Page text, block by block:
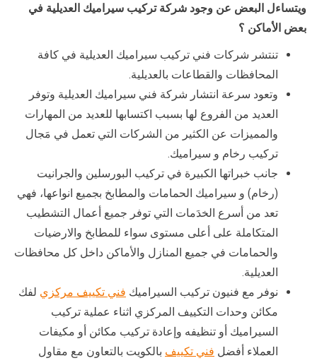
ويتساءل البعض عن وجود شركة تركيب سيراميك العديلية في
بعض الأماكن ؟
تنتشر شركات فني تركيب سيراميك العديلية في كافة
المحافظات والقطاعات بالعديلية.
وتعود سرعة انتشار شركة فني سيراميك العديلية وتوفر
العديد من الفروع لها بسبب اكتسابها للعديد من المهارات
والمميزات عن الكثير من الشركات التي تعمل في مَجال
تركيب رخام و سيراميك.
جانب خبراتها الكبيرة في تركيب البورسلين والجرانيت
(رخام) و سيراميك الحمامات والمطابخ بجميع انواعها، فهي
تعد من أسرع الخدَمات التي توفر جميع أعمال التشطيب
المتكاملة على أعلى مستوى سواء للمطابخ والارضيات
والحمامات في جميع المنازل والأماكن داخل كل محافظات
العديلية.
نوفر مع فنيون تركيب السيراميك فني تكييف مركزي لفك
مكائن وحدات التكييف المركزي اثناء عملية تركيب
السيراميك أو تنظيفه وإعادة تركيب مكائن أو مكيفات
العملاء أفضل فني تكييف بالكويت بالتعاون مع مقاول